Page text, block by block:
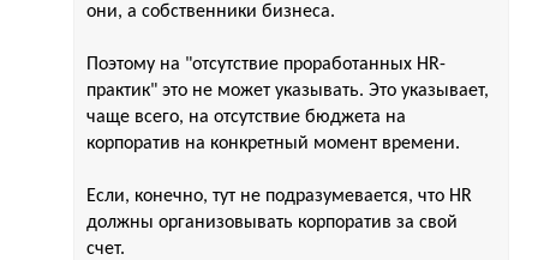
они, а собственники бизнеса.
Поэтому на "отсутствие проработанных HR-
практик" это не может указывать. Это указывает,
чаще всего, на отсутствие бюджета на
корпоратив на конкретный момент времени.
Если, конечно, тут не подразумевается, что HR
должны организовывать корпоратив за свой
счет.